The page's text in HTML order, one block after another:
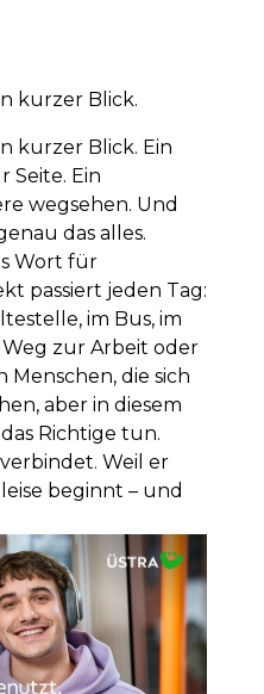
kurzer Blick.
kurzer Blick. Ein
Seite. Ein
wegsehen. Und
das alles.
Wort für
passiert jeden Tag:
im Bus, im
zur Arbeit oder
Menschen, die sich
aber in diesem
Richtige tun.
Weil er
beginnt – und